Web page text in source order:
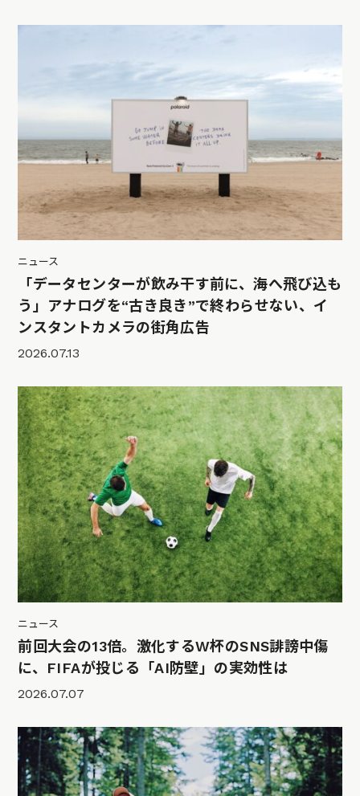
ニュース
「データセンターが飲み干す前に、海へ飛び込も
う」アナログを“古き良き”で終わらせない、イ
ンスタントカメラの街角広告
2026.07.13
ニュース
前回大会の13倍。激化するW杯のSNS誹謗中傷
に、FIFAが投じる「AI防壁」の実効性は
2026.07.07